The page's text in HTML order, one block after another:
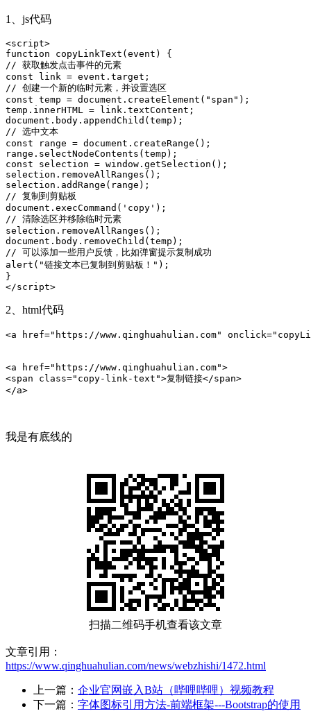
1、js代码
<script>
function copyLinkText(event) {
// 获取触发点击事件的元素
const link = event.target;
// 创建一个新的临时元素，并设置选区
const temp = document.createElement("span");
temp.innerHTML = link.textContent;
document.body.appendChild(temp);
// 选中文本
const range = document.createRange();
range.selectNodeContents(temp);
const selection = window.getSelection();
selection.removeAllRanges();
selection.addRange(range);
// 复制到剪贴板
document.execCommand('copy');
// 清除选区并移除临时元素
selection.removeAllRanges();
document.body.removeChild(temp);
// 可以添加一些用户反馈，比如弹窗提示复制成功
alert("链接文本已复制到剪贴板！");
}
</script>
2、html代码
<a href="https://www.qinghuahulian.com"
<a href="https://www.qinghuahulian.com">
<span class="copy-link-text">复制链接</span>
</a>
我是有底线的
扫描二维码手机查看该文章
文章引用：
https://www.qinghuahulian.com/news/webzhishi/1472.html
上一篇： 企业官网嵌入B站（哔哩哔哩）视频教程
下一篇： 字体图标引用方法-前端框架---Bootstrap的使用